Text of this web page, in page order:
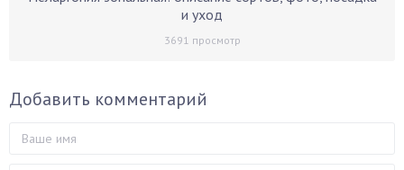
и уход
3691 просмотр
Добавить комментарий